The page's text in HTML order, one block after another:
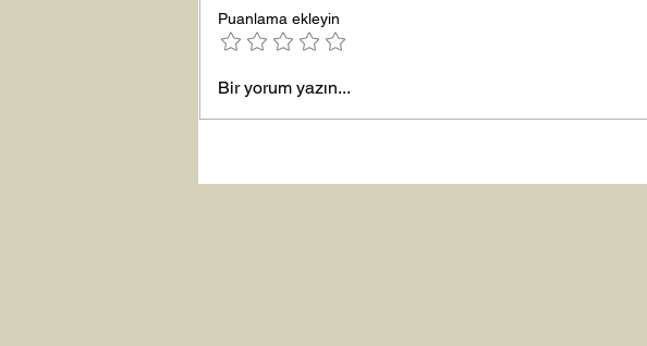
Yeni Yıla Merhaba
Puanlama ekleyin
Bir yorum yazın...